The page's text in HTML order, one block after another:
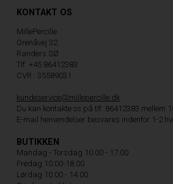
KONTAKT OS
MillePercille
Grenåvej 32
Randers SØ
Tlf. +45 86412383
CVR.: 35589031
kundeservice@millepercille.dk
Du kan kontakte os på tlf.:86412383 mellem
E-mail henvendelser besvares indenfor 1-2
BUTIKKEN
Mandag - Torsdag 10.00 - 17.00
Fredag 10.00-18.00
Lørdag 10.00 - 14.00